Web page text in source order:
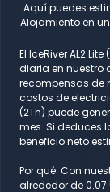
Aquí puedes
Alojamiento en
El IceRiver AL2
diaria en nuestro
recompensas de
costos de
(2Th) puede
mes. Si deduces
beneficio neto
Por qué: Con
alrededor de 0.07